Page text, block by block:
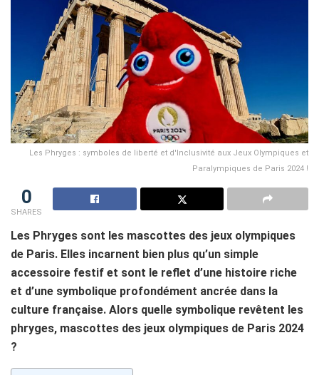
Les Phryges : symboles de liberté et d'Inclusivité aux Jeux Olympiques et
Paralympiques de Paris 2024 !
0
SHARES
Les Phryges sont les mascottes des jeux olympiques
de Paris. Elles incarnent bien plus qu’un simple
accessoire festif et sont le reflet d’une histoire riche
et d’une symbolique profondément ancrée dans la
culture française. Alors quelle symbolique revêtent les
phryges, mascottes des jeux olympiques de Paris 2024
?